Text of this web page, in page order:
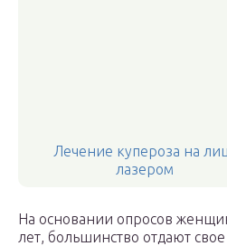
Лечение купероза на
лазером
На основании опросов
лет, большинство отдают